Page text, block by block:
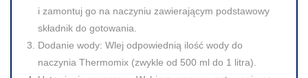
i zamontuj go na naczyniu zawierającym podstawowy
składnik do gotowania.
Dodanie wody: Wlej odpowiednią ilość wody do
naczynia Thermomix (zwykle od 500 ml do 1 litra).